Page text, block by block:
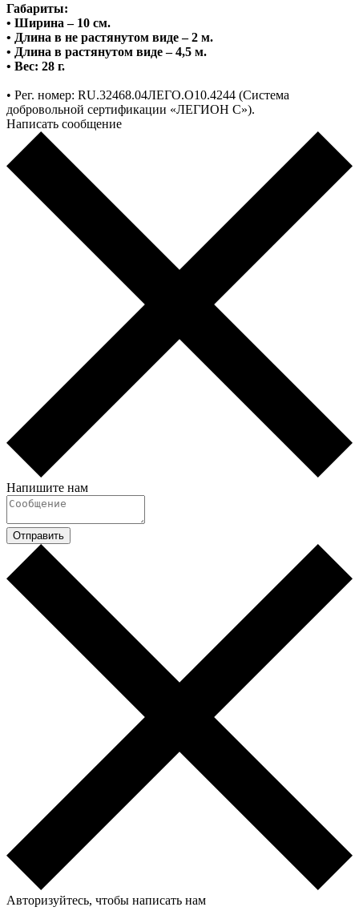
Габариты:
• Ширина – 10 см.
• Длина в не растянутом виде – 2 м.
• Длина в растянутом виде – 4,5 м.
• Вес: 28 г.
• Рег. номер: RU.32468.04ЛЕГО.О10.4244 (Система
добровольной сертификации «ЛЕГИОН С»).
Написать сообщение
Напишите нам
Отправить
Авторизуйтесь, чтобы написать нам